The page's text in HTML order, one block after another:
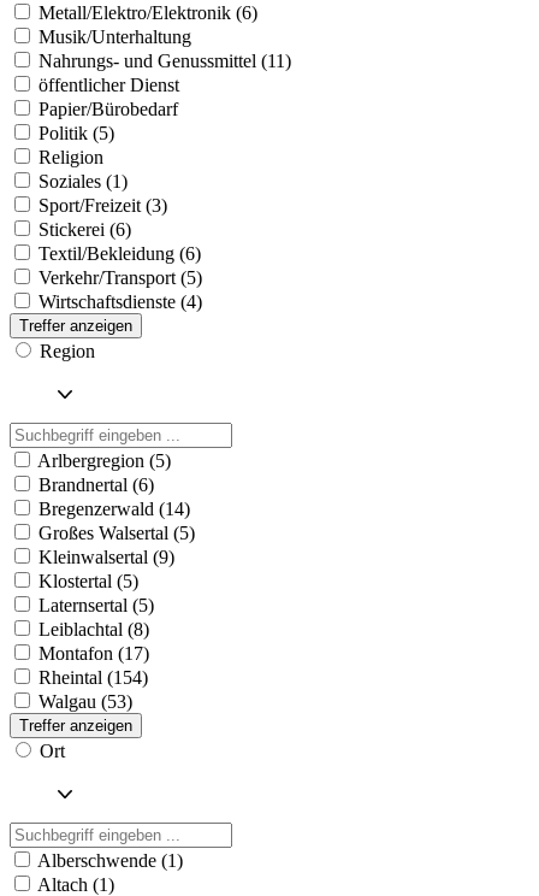
Metall/Elektro/Elektronik (6)
Musik/Unterhaltung
Nahrungs- und Genussmittel (11)
öffentlicher Dienst
Papier/Bürobedarf
Politik (5)
Religion
Soziales (1)
Sport/Freizeit (3)
Stickerei (6)
Textil/Bekleidung (6)
Verkehr/Transport (5)
Wirtschaftsdienste (4)
Treffer anzeigen
Region
Arlbergregion (5)
Brandnertal (6)
Bregenzerwald (14)
Großes Walsertal (5)
Kleinwalsertal (9)
Klostertal (5)
Laternsertal (5)
Leiblachtal (8)
Montafon (17)
Rheintal (154)
Walgau (53)
Treffer anzeigen
Ort
Alberschwende (1)
Altach (1)